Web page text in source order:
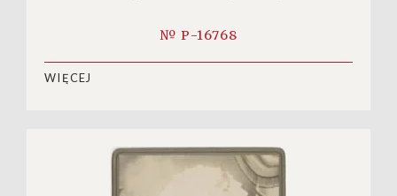
№ P-16768
WIĘCEJ